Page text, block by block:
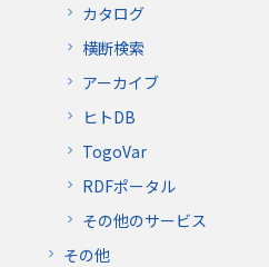
カタログ
横断検索
アーカイブ
ヒトDB
TogoVar
RDFポータル
その他のサービス
その他